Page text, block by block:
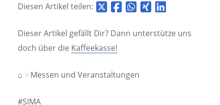
Diesen Artikel teilen:
Dieser Artikel gefällt Dir? Dann unterstütze uns
doch über die Kaffeekasse!
⌂ Messen und Veranstaltungen
#SIMA